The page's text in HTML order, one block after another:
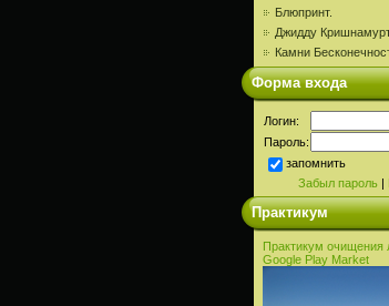
Блюпринт.
Джидду
Камни
Форма входа
Логин:
Пароль:
запомнить
Забыл пароль|
Практикум
Практикум очищения
Google Play Market